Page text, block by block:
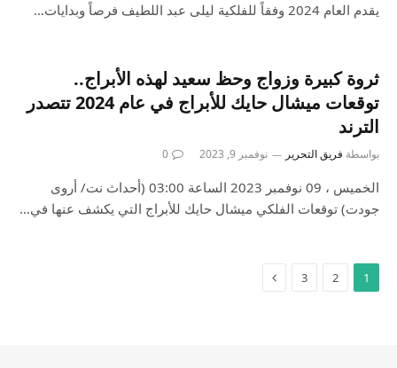
يقدم العام 2024 وفقاً للفلكية ليلى عبد اللطيف فرصاً وبدايات…
ثروة كبيرة وزواج وحظ سعيد لهذه الأبراج..
توقعات ميشال حايك للأبراج في عام 2024 تتصدر
الترند
بواسطة فريق التحرير نوفمبر 9, 2023 0
الخميس ، 09 نوفمبر 2023 الساعة 03:00 (أحداث نت/ أروى
جودت) توقعات الفلكي ميشال حايك للأبراج التي يكشف عنها في…
1
2
3